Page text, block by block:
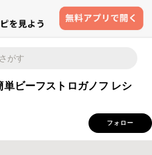
ビーフストロガノフ レシ
フォロー